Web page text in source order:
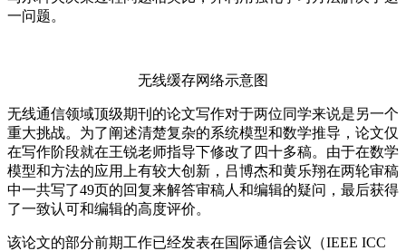
一问题。
无线缓存网络示意图
无线通信领域顶级期刊的论文写作对于两位同学来说是另一个
重大挑战。为了阐述清楚复杂的系统模型和数学推导，论文仅
在写作阶段就在王锐老师指导下修改了四十多稿。由于在数学
模型和方法的应用上有较大创新，吕博杰和黄乐翔在两轮审稿
中一共写了49页的回复来解答审稿人和编辑的疑问，最后获得
了一致认可和编辑的高度评价。
该论文的部分前期工作已经发表在国际通信会议（IEEE ICC